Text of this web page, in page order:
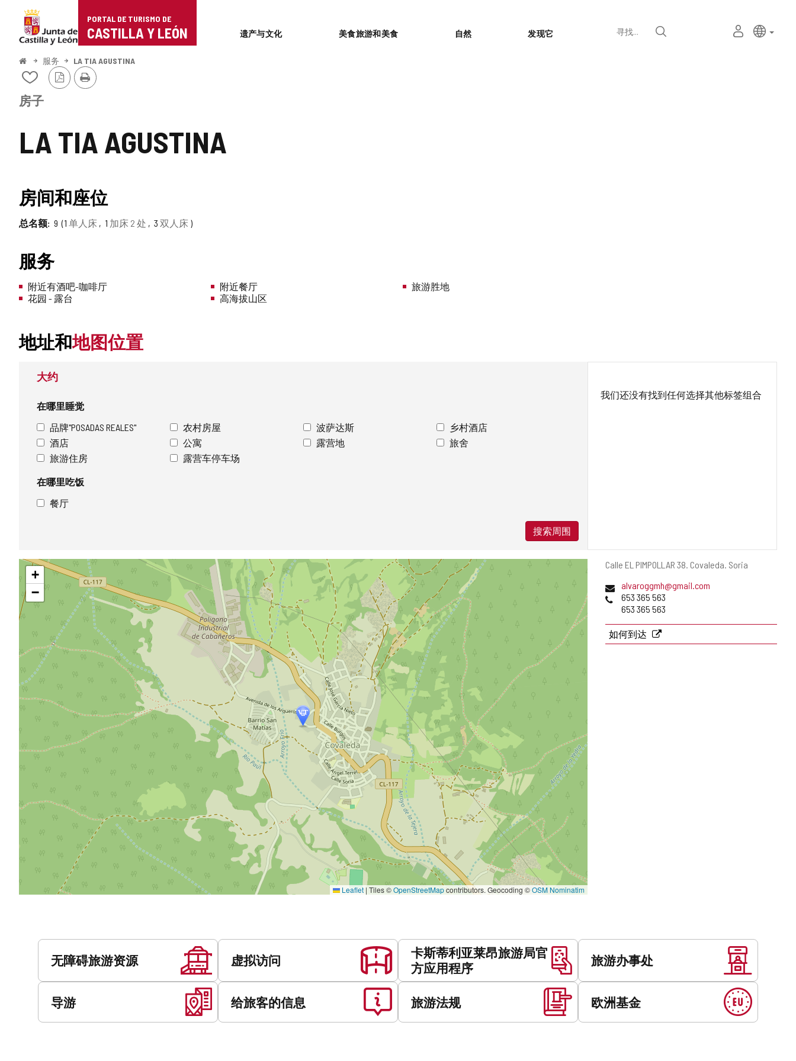
Portal
de
Turismo
Castilla
León
PORTAL DE TURISMO DE
CASTILLA Y LEÓN 遗产与文化 美食旅游和美食 自然 发现它 寻找
语
言
主动语
中文
开
始
服务 LA TIA AGUSTINA
LA TIA AGUSTINA
从
的
笔
本
中
除
PDF
版
打
印
房子
房间和座位
总名额 9 1 单人床 1 加床 2 处 3 双人床
服务
附近有酒吧-咖啡厅
花园 - 露台
附近餐厅
高海拔山区
旅游胜地
地址和地图位置
邮
地
址
Calle EL PIMPOLLAR 38. Covaleda. Soria
电
子
地
址
alvaroggmh@gmail.com
电
653 365 563
653 365 563
如何到达
大约
在哪里睡觉
品牌"POSADAS REALES"
农村房屋 波萨达斯
乡村酒店
酒店
公寓 露营地
旅舍
旅游住房
露营车停车场
在哪里吃饭
餐厅
搜索周围
我们还没有找到任何选择其他标签组合
跳
地
图
+
−
Leaflet | Tiles ©OpenStreetMapcontributors. Geocoding ©OSM Nominatim
无障碍旅游资源 虚拟访问
卡斯蒂利亚莱昂旅游局官
方应用程序
旅游办事处
导游 给旅客的信息 旅游法规 欧洲基金